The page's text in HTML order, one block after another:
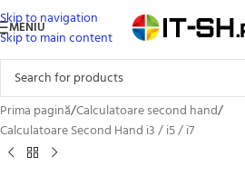
Skip to navigation
Skip to main content
MENIU
Prima pagină/Calculatoare second hand/
Calculatoare Second Hand i3 / i5 / i7